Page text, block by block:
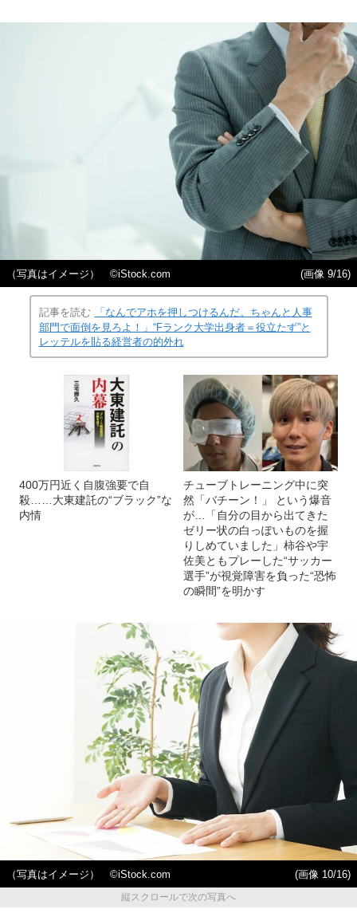
（写真はイメージ） ©️iStock.com (画像 9/16)
記事を読む
「なんでアホを押しつけるんだ。ちゃんと人事
部門で面倒を見ろよ！」“Fランク大学出身者＝役立たず”と
レッテルを貼る経営者の的外れ
400万円近く自腹強要で自
殺……大東建託の“ブラック”な
内情
チューブトレーニング中に突
然「バチーン！」 という爆音
が…「自分の目から出てきた
ゼリー状の白っぽいものを握
りしめていました」柿谷や宇
佐美ともプレーした“サッカー
選手”が視覚障害を負った“恐怖
の瞬間”を明かす
（写真はイメージ） ©️iStock.com
(画像 10/16)
縦スクロールで次の写真へ